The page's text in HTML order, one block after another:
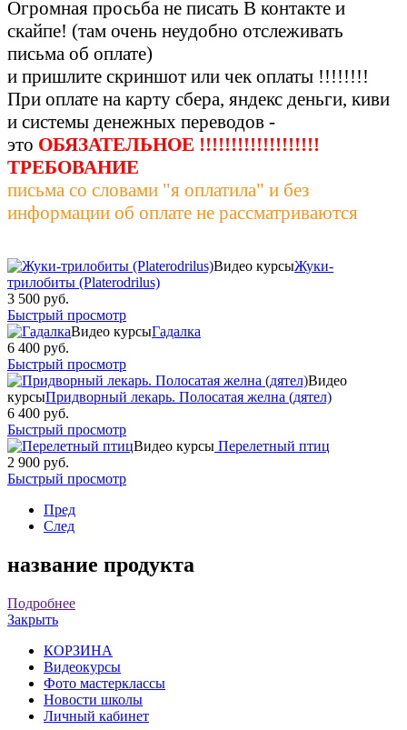
Огромная просьба не писать В контакте и
скайпе! (там очень неудобно отслеживать
письма об оплате)
и пришлите скриншот или чек оплаты !!!!!!!!
При оплате на карту сбера, яндекс деньги, киви
и системы денежных переводов -
это ОБЯЗАТЕЛЬНОЕ !!!!!!!!!!!!!!!!!!!
ТРЕБОВАНИЕ
письма со словами "я оплатила" и без
информации об оплате не рассматриваются
Видео курсыЖуки-
трилобиты (Platerodrilus)
3 500 руб.
Быстрый просмотр
Видео курсыГадалка
6 400 руб.
Быстрый просмотр
Видео
курсыПридворный лекарь. Полосатая желна (дятел)
6 400 руб.
Быстрый просмотр
Видео курсы Перелетный птиц
2 900 руб.
Быстрый просмотр
Пред
След
название продукта
Подробнее
Закрыть
КОРЗИНА
Видеокурсы
Фото мастерклассы
Новости школы
Личный кабинет